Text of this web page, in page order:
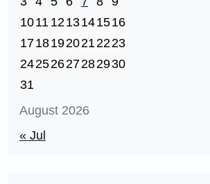
August 2026
1011 1213141516
17181920212223
24252627282930
31
« Jul